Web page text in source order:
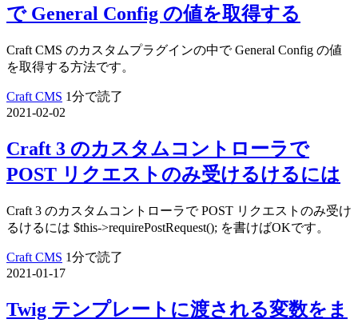
で General Config の値を取得する
Craft CMS のカスタムプラグインの中で General Config の値
を取得する方法です。
Craft CMS 1分で読了
2021-02-02
Craft 3 のカスタムコントローラで
POST リクエストのみ受けるけるには
Craft 3 のカスタムコントローラで POST リクエストのみ受け
るけるには $this->requirePostRequest(); を書けばOKです。
Craft CMS 1分で読了
2021-01-17
Twig テンプレートに渡される変数をま